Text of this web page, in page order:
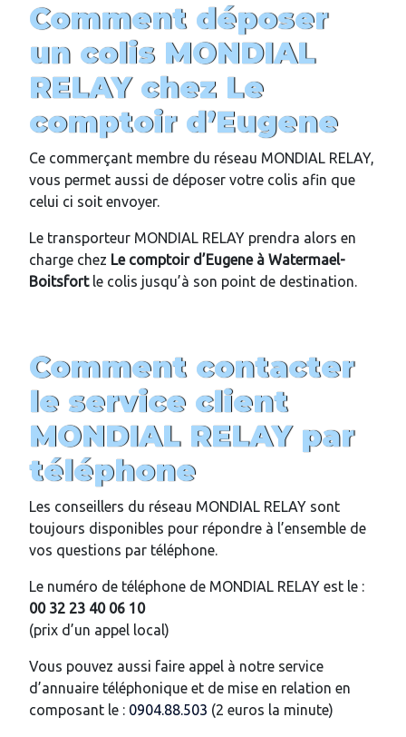
Comment déposer
un colis MONDIAL
RELAY chez Le
comptoir d’Eugene
Ce commerçant membre du réseau MONDIAL RELAY,
vous permet aussi de déposer votre colis afin que
celui ci soit envoyer.
Le transporteur MONDIAL RELAY prendra alors en
charge chez Le comptoir d’Eugeneà Watermael-
Boitsfortle colis jusqu’à son point de destination.
Comment contacter
le service client
MONDIAL RELAY par
téléphone
Les conseillers du réseau MONDIAL RELAY sont
toujours disponibles pour répondre à l’ensemble de
vos questions par téléphone.
Le numéro de téléphone de MONDIAL RELAY est le :
00 32 23 40 06 10
(prix d’un appel local)
Vous pouvez aussi faire appel à notre service
d’annuaire téléphonique et de mise en relation en
composant le : 0904.88.503 (2 euros la minute)